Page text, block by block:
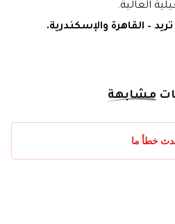
العالية.
– القاهرة والإسكندرية.
مشابهة
خطأ ما